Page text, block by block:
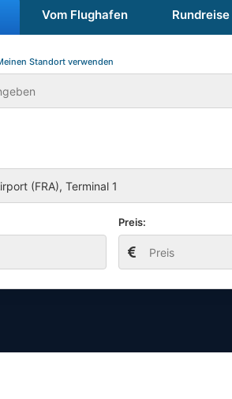
Vom Flughafen Rundreise
Standort verwenden
Preis: